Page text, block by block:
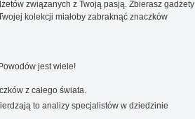
związanych z Twoją pasją. Zbierasz gadżety
kolekcji miałoby zabraknąć znaczków
jest wiele!
z całego świata.
to analizy specjalistów w dziedzinie